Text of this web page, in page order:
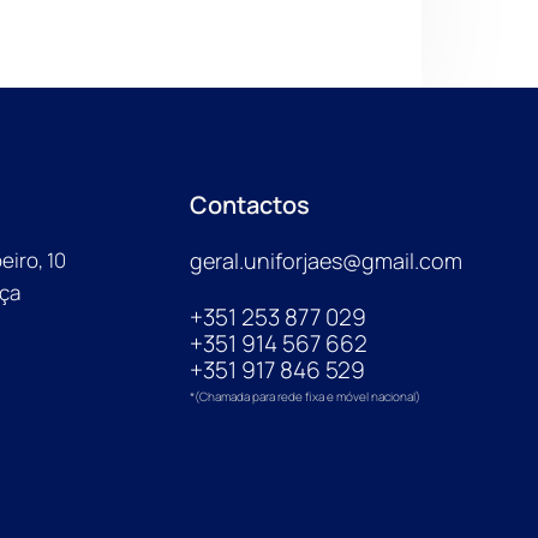
10
Contactos
geral.uniforjaes@gmail.com
+351 253 877 029
+351 914 567 662
+351 917 846 529
*(Chamada para rede fixa e móvel nacional)